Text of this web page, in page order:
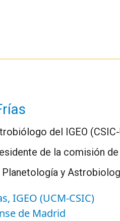
del IGEO
de la comisión
Planetología y
IGEO (UCM-CSIC)
de Madrid